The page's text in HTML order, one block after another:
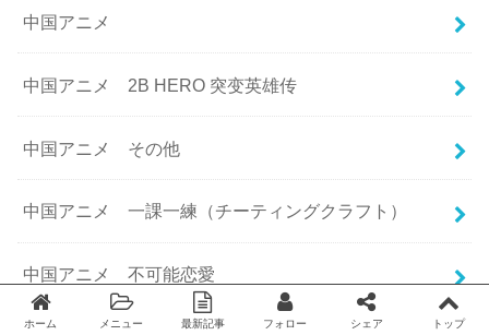
中国アニメ
中国アニメ 2B HERO 突变英雄传
中国アニメ その他
中国アニメ 一課一練（チーティングクラフト）
中国アニメ 不可能恋愛
ホーム メニュー 最新記事 フォロー シェア トップ
Twitter facebook